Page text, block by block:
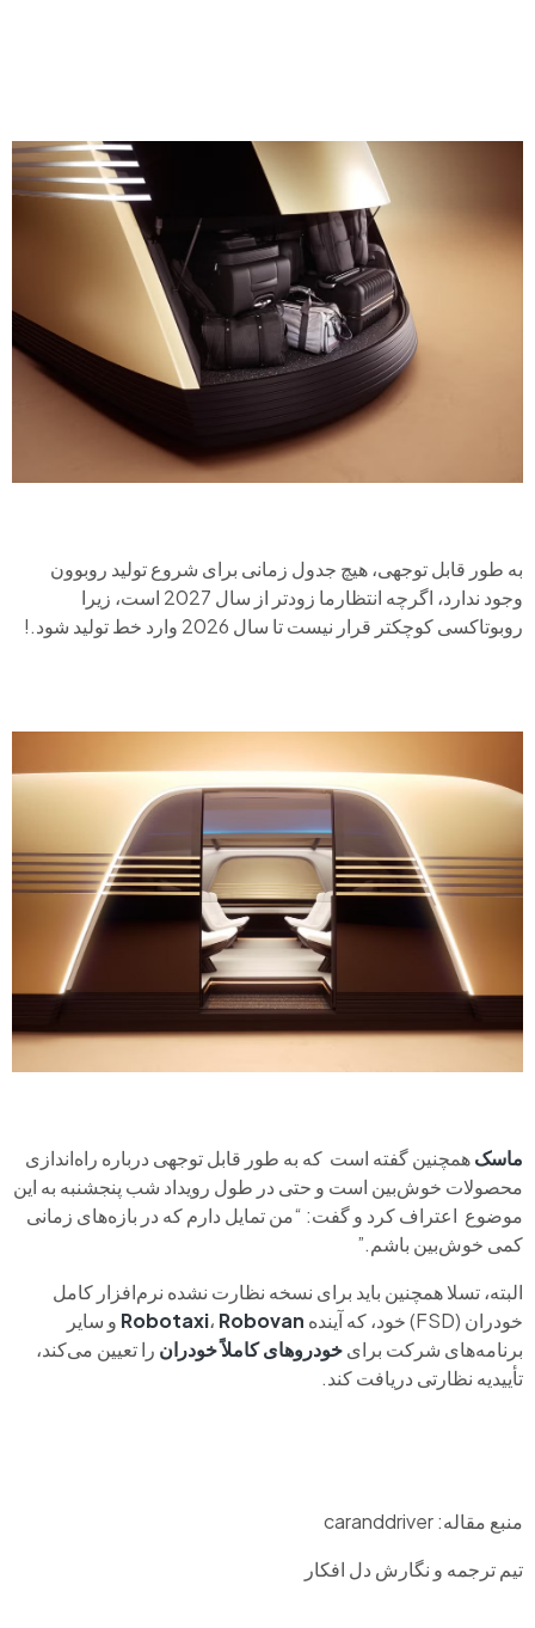
به طور قابل توجهی، هیچ جدول زمانی برای شروع تولید روبوون
وجود ندارد، اگرچه انتظارما زودتر از سال 2027 است، زیرا
روبوتاکسی کوچکتر قرار نیست تا سال 2026 وارد خط تولید شود.!
ماسکهمچنین گفته است که به طور قابل توجهی درباره راه‌اندازی
محصولات خوش‌بین است و حتی در طول رویداد شب پنجشنبه به این
موضوع اعتراف کرد و گفت: “من تمایل دارم که در بازه‌های زمانی
کمی خوش‌بین باشم.”
البته، تسلا همچنین باید برای نسخه نظارت نشده نرم‌افزار کامل
خودران (FSD) خود، که آینده
Robotaxi، Robovan
و سایر
برنامه‌های شرکت برایخودروهای کاملاً خودران را تعیین می‌کند،
تأییدیه نظارتی دریافت کند.
منبع مقاله: caranddriver
تیم ترجمه و نگارش دل افکار